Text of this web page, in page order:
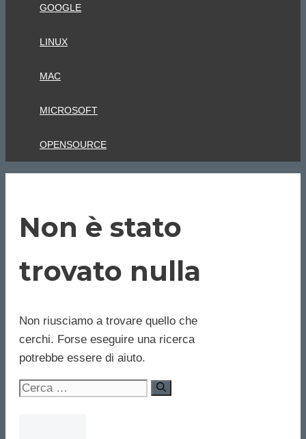
GOOGLE
LINUX
MAC
MICROSOFT
OPENSOURCE
Non è stato
trovato nulla
Non riusciamo a trovare quello che
cerchi. Forse eseguire una ricerca
potrebbe essere di aiuto.
Ricerca